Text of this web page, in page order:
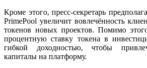
Кроме этого, пресс-секретарь
PrimePool увеличит вовлечённость
токенов новых проектов. Помимо
процентную ставку токена в
гибкой доходностью, чтобы
капиталы на платформу.